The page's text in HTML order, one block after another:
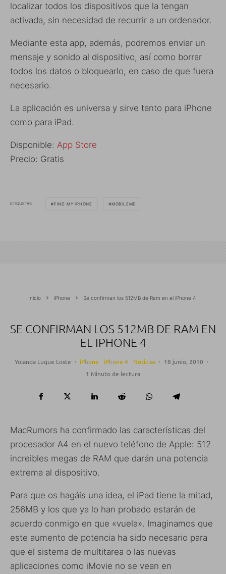
localizar todos los dispositivos que la tengan
activada, sin necesidad de recurrir a un ordenador.
Mediante esta app, además, podremos enviar un
mensaje y sonido al dispositivo, así como borrar
todos los datos o bloquearlo, en caso de que fuera
necesario.
La aplicación es universa y sirve tanto para iPhone
como para iPad.
Disponible: App Store
Precio: Gratis
ETIQUETAS FIND MY IPHONE MOBILEME
Inicio iPhone Se confirman los 512MB de Ram en el iPhone 4
SE CONFIRMAN LOS 512MB DE RAM EN
EL IPHONE 4
Yolanda Luque Loste · iPhone iPhone 4 Noticias · 18 junio, 2010 ·
1 Minuto de lectura
MacRumors ha confirmado las características del
procesador A4 en el nuevo teléfono de Apple: 512
increibles megas de RAM que darán una potencia
extrema al dispositivo.
Para que os hagáis una idea, el iPad tiene la mitad,
256MB y los que ya lo han probado estarán de
acuerdo conmigo en que «vuela». Imaginamos que
este aumento de potencia ha sido necesario para
que el sistema de multitarea o las nuevas
aplicaciones como iMovie no se vean en